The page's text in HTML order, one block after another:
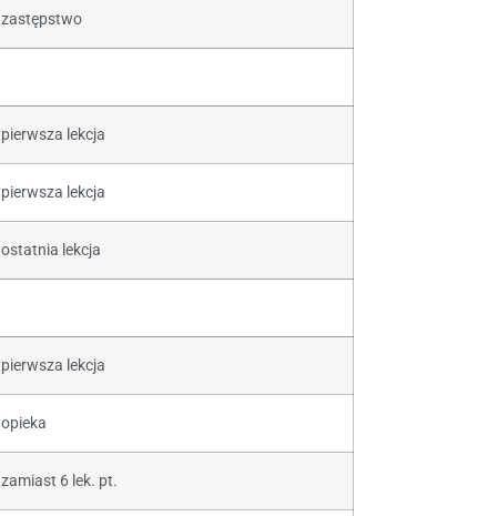
zastępstwo
pierwsza lekcja
pierwsza lekcja
ostatnia lekcja
pierwsza lekcja
opieka
zamiast 6 lek. pt.